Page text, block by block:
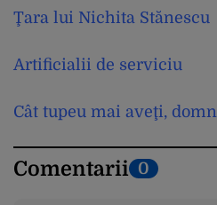
Ţara lui Nichita Stănescu
Artificialii de serviciu
Cât tupeu mai aveţi,
Comentarii 0